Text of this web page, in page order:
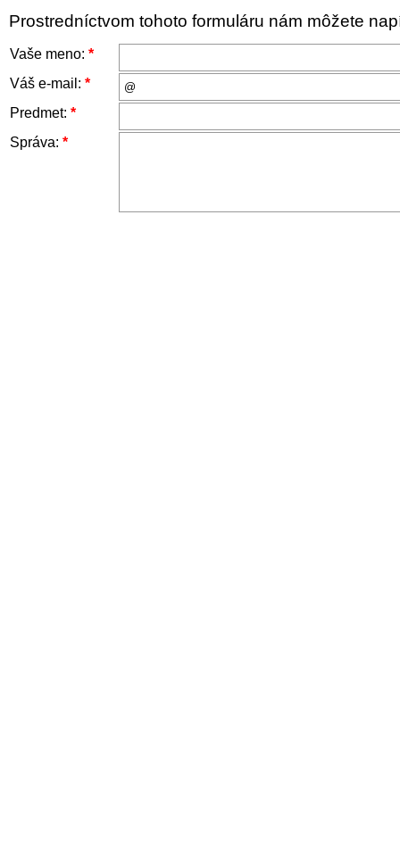
Prostredníctvom tohoto formuláru nám môžete
Vaše meno: *
Váš e-mail: *
Predmet: *
Správa: *